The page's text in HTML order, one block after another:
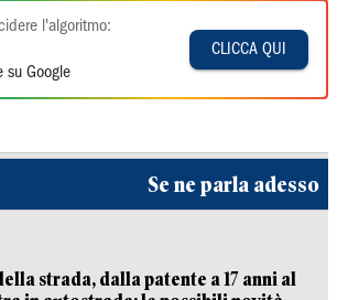
l'algoritmo:
su Google
CLICCA QUI
Se ne parla adesso
strada, dalla patente a 17 anni al